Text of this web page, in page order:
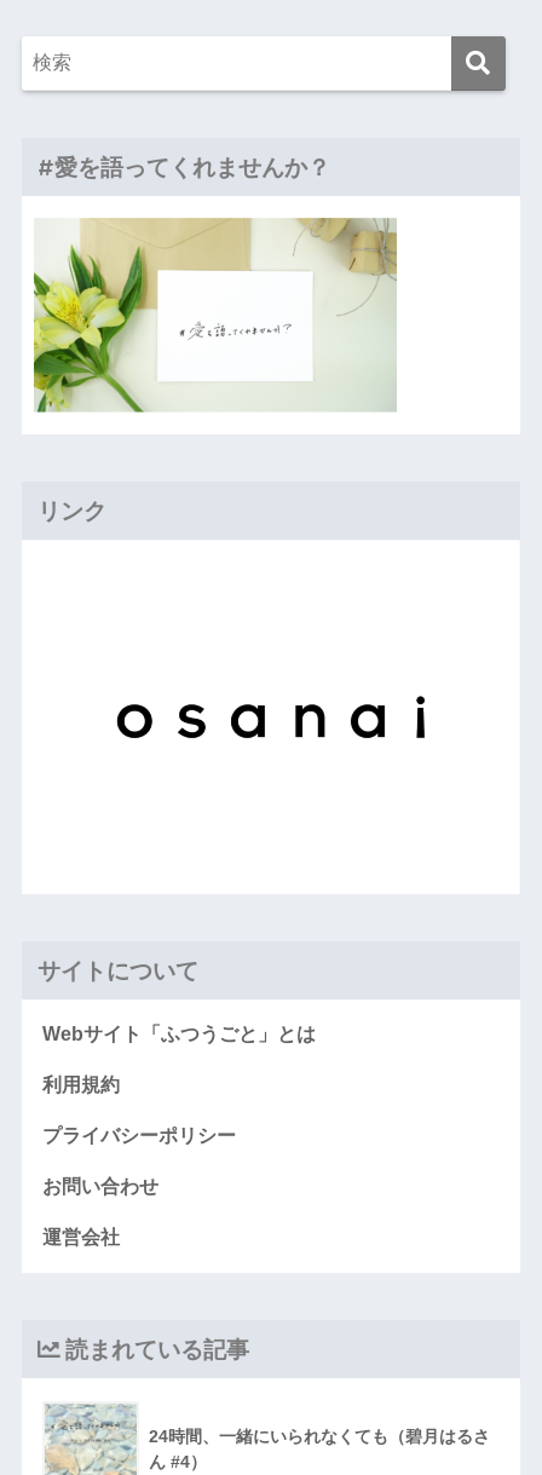
#愛を語ってくれませんか？
リンク
サイトについて
Webサイト「ふつうごと」とは
利用規約
プライバシーポリシー
お問い合わせ
運営会社
読まれている記事
24時間、一緒にいられなくても（碧月はるさ
ん #4）